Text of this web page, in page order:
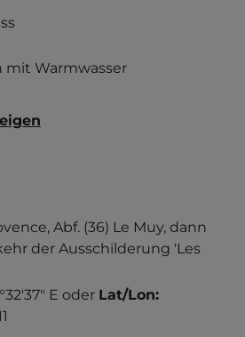
mit Warmwasser
Abf. (36) Le Muy, dann
der Ausschilderung 'Les
E oder Lat/Lon: